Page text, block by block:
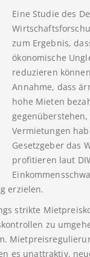
Eine Studie des
zum Ergebnis,
ökonomische
reduzieren
Annahme, dass
hohe Mieten
Vermietungen
Gesetzgeber das
profitieren laut
erzielen.
strikte
zu
es unattraktiv,